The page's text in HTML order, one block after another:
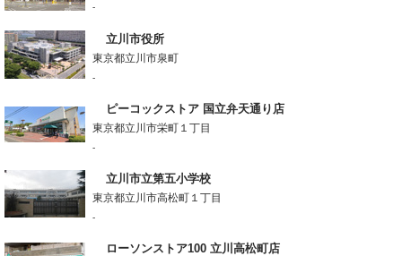
-
立川市役所
東京都立川市泉町
-
ピーコックストア 国立弁天通り店
東京都立川市栄町１丁目
-
立川市立第五小学校
東京都立川市高松町１丁目
-
ローソンストア100 立川高松町店